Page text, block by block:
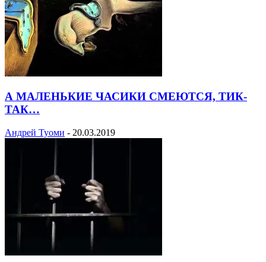
А МАЛЕНЬКИЕ ЧАСИКИ СМЕЮТСЯ, ТИК-
ТАК…
Андрей Туоми - 20.03.2019